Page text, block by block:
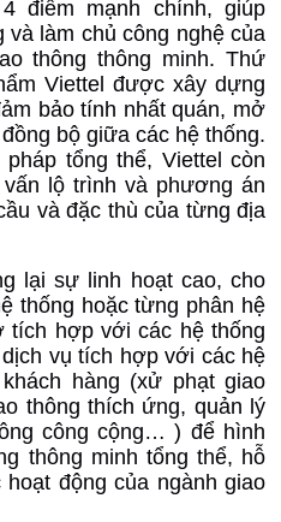
điểm mạnh chính, giúp
và làm chủ công nghệ của
thông thông minh. Thứ
Viettel được xây dựng
bảo tính nhất quán, mở
bộ giữa các hệ thống.
tổng thể, Viettel còn
lộ trình và phương án
và đặc thù của từng địa
lại sự linh hoạt cao, cho
thống hoặc từng phân hệ
tích hợp với các hệ thống
vụ tích hợp với các hệ
hàng (xử phạt giao
thông thích ứng, quản lý
công cộng… ) để hình
thông minh tổng thể, hỗ
động của ngành giao